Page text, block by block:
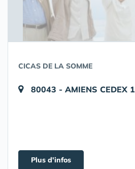
CICAS DE LA SOMME
80043 - AMIENS CEDEX 1
Plus d'infos